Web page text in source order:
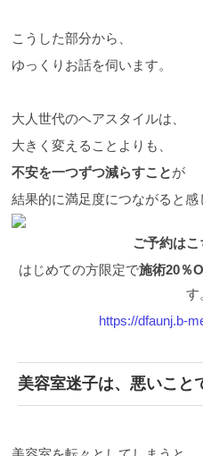
こうした部分から、
ゆっくりお話を伺います。
大人世代のヘアスタイルは、
大きく変えることよりも、
不安を一つずつ減らすことが
結果的に満足度につながると感
ご予約はこ
はじめての方限定で施術20％
す
https://dfaunj.b-
美容室迷子は、悪いこと